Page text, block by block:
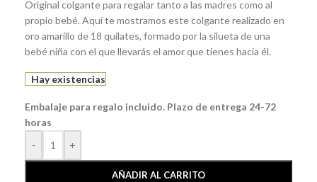
Original colgante para regalar tanto a las madres como al
propio bebé. Aquí te mostramos este colgante realizado en
oro amarillo de 18 quilates, formado por la silueta de una
bebé niña con el que llevarás el amor que tienes hacia él.
Hay existencias
Embalaje para regalo incluido. Plazo de entrega 24-72
horas
-
+
AÑADIR AL CARRITO